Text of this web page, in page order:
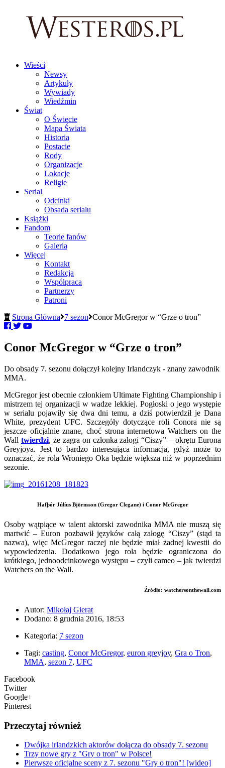
Wieści
Newsy
Artykuły
Wywiady
Wiedźmin
Świat
O Świecie
Mapa Świata
Historia
Postacie
Rody
Organizacje
Lokacje
Religie
Serial
Odcinki
Obsada serialu
Książki
Fandom
Teorie fanów
Galeria
Więcej
Kontakt
Redakcja
Współpraca
Partnerzy
Patroni
Strona Główna 7 sezon Conor McGregor w “Grze o tron”
Conor McGregor w “Grze o tron”
Do obsady 7. sezonu dołączył kolejny Irlandczyk - znany zawodnik
MMA.
McGregor jest obecnie członkiem Ultimate Fighting Championship i
mistrzem tej organizacji w wadze lekkiej. Pogłoski o jego występie
w serialu pojawiły się dwa dni temu, a dziś potwierdził je Dana
White, prezydent UFC. Szczegóły dotyczące roli Conora nie są
jeszcze oficjalnie znane, choć strona internetowa Watchers on the
Wall twierdzi, że zagra on członka załogi “Ciszy” – okrętu Eurona
Greyjoya. Jest to bardzo interesująca informacja, gdyż może to
oznaczać, że rola Wroniego Oka będzie większa niż w poprzednim
sezonie.
Hafþór Júlíus Björnsson (Gregor Clegane) i Conor McGregor
Osoby wątpiące w talent aktorski zawodnika MMA nie muszą się
martwić – Euron pozbawił języków całą załogę “Ciszy” (stąd ta
nazwa), więc McGregor raczej nie będzie miał żadnej kwestii do
wypowiedzenia. Dodatkowo jego rola będzie ograniczona do
krótkiego, jednoodcinkowego występu – czyli cameo – jak twierdzi
Watchers on the Wall.
Źródło: watchersonthewall.com
Autor: Mikołaj Gierat
Dodano: 8 grudnia 2016, 18:53
Kategoria: 7 sezon
Tagi: casting, Conor McGregor, euron greyjoy, Gra o Tron,
MMA, sezon 7, UFC
Facebook
Twitter
Google+
Pinterest
Przeczytaj również
Dwójka irlandzkich aktorów dołącza do obsady 7. sezonu
Trzy nowe gry z "Gry o tron" w Polsce!
Pierwsze oficjalne sceny z 7. sezonu "Gry o tron"! [wideo]